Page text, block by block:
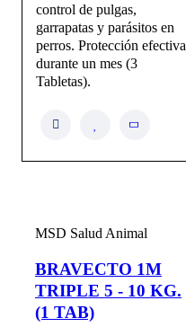
control de pulgas,
garrapatas y parásitos en
perros. Protección efectiva
durante un mes (3
Tabletas).
MSD Salud Animal
BRAVECTO 1M
TRIPLE 5 - 10 KG.
(1 TAB)